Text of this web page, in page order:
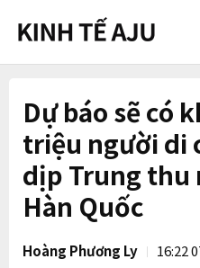
Dự báo sẽ có
triệu người di
dịp Trung thu
Hàn Quốc
Hoàng Phương Ly 16:22